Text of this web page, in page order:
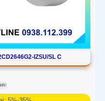
IZSU/SL C